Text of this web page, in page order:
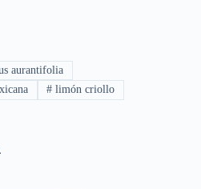
aurantifolia
# limón criollo